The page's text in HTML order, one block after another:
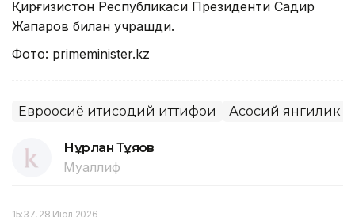
Қирғизистон Республикаси Президенти Садир
Жапаров билан учрашди.
Фото: primeminister.kz
Евроосиё иқтисодий иттифоқи Асосий янгилик
Нұрлан Тұяқов
Муаллиф
15:37, 28 Июл 2026